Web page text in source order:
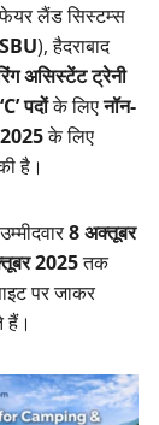
लैंड सिस्टम्स
), हैदराबाद
असिस्टेंट ट्रेनी
पदोंके लिएनॉन-
2025के लिए
है।
8 अक्तूबर
2025तक
पर जाकर